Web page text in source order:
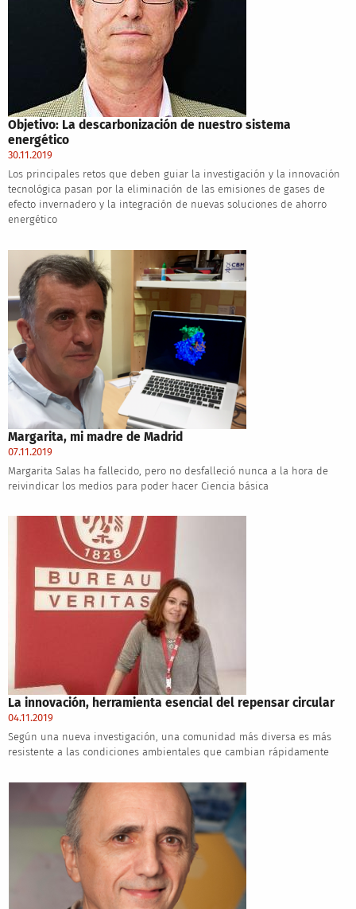
Objetivo: La descarbonización de nuestro sistema
energético
30.11.2019
Los principales retos que deben guiar la investigación y la innovación
tecnológica pasan por la eliminación de las emisiones de gases de
efecto invernadero y la integración de nuevas soluciones de ahorro
energético
Margarita, mi madre de Madrid
07.11.2019
Margarita Salas ha fallecido, pero no desfalleció nunca a la hora de
reivindicar los medios para poder hacer Ciencia básica
La innovación, herramienta esencial del repensar circular
04.11.2019
Según una nueva investigación, una comunidad más diversa es más
resistente a las condiciones ambientales que cambian rápidamente